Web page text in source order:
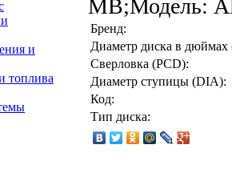
и
топлива
MB;Модель:
Бренд:
Диаметр диска в дюймах
Сверловка (PCD):
Диаметр cтупицы (DIA):
Код:
Тип диска: